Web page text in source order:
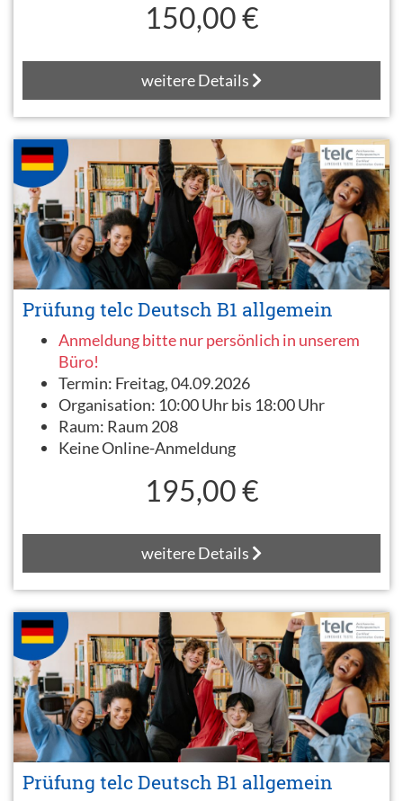
150,00 €
weitere Details
Prüfung telc Deutsch B1 allgemein
Anmeldung bitte nur persönlich in unserem
Büro!
Termin: Freitag, 04.09.2026
Organisation: 10:00 Uhr bis 18:00 Uhr
Raum: Raum 208
Keine Online-Anmeldung
195,00 €
weitere Details
Prüfung telc Deutsch B1 allgemein